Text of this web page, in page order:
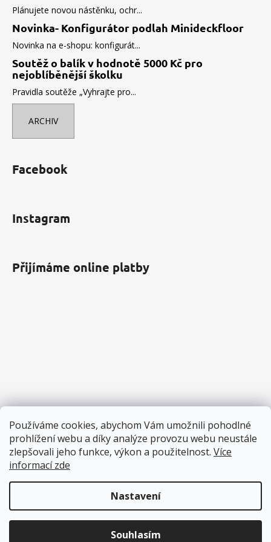
Používáme cookies, abychom Vám umožnili pohodlné
prohlížení webu a díky analýze provozu webu neustále
zlepšovali jeho funkce, výkon a použitelnost. Více
informací zde
Nastavení
Souhlasím
Plánujete novou nástěnku, ochr...
Novinka- Konfigurátor podlah Minideckfloor
Novinka na e-shopu: konfigurát...
Soutěž o balík v hodnotě 5000 Kč pro
nejoblíběnější školku
Pravidla soutěže „Vyhrajte pro...
ARCHIV
Facebook
Instagram
Přijímáme online platby
Copyright 2026Pěnové hračky. Všechna práva vyhrazena.
Upravit nastavení cookies